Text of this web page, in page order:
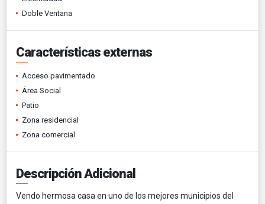
Doble Ventana
Características externas
Acceso pavimentado
Área Social
Patio
Zona residencial
Zona comercial
Descripción Adicional
Vendo hermosa casa en uno de los mejores municipios del